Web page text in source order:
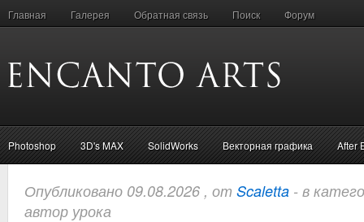
Главная Галерея Обратная связь Поиск Форум
Photoshop 3D's MAX SolidWorks Векторная графика After
Опубликовано 09.08.2026 , от Scaletta - в
автор урока